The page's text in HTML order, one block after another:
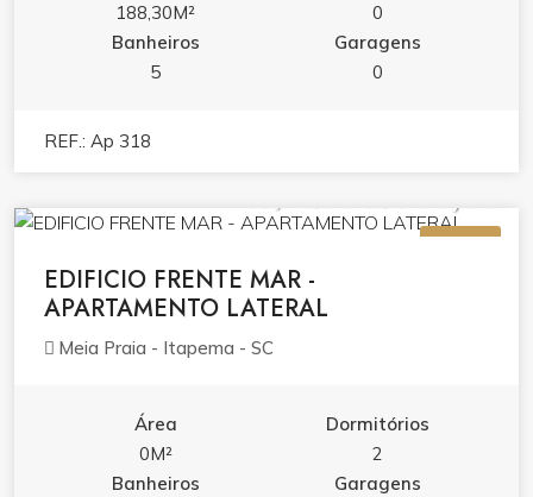
188,30M²
0
Banheiros
5
Garagens
0
REF.: Ap 318
VENDA
EDIFICIO FRENTE MAR -
APARTAMENTO LATERAL
Meia Praia - Itapema - SC
Área
0M²
Dormitórios
2
Banheiros
Garagens